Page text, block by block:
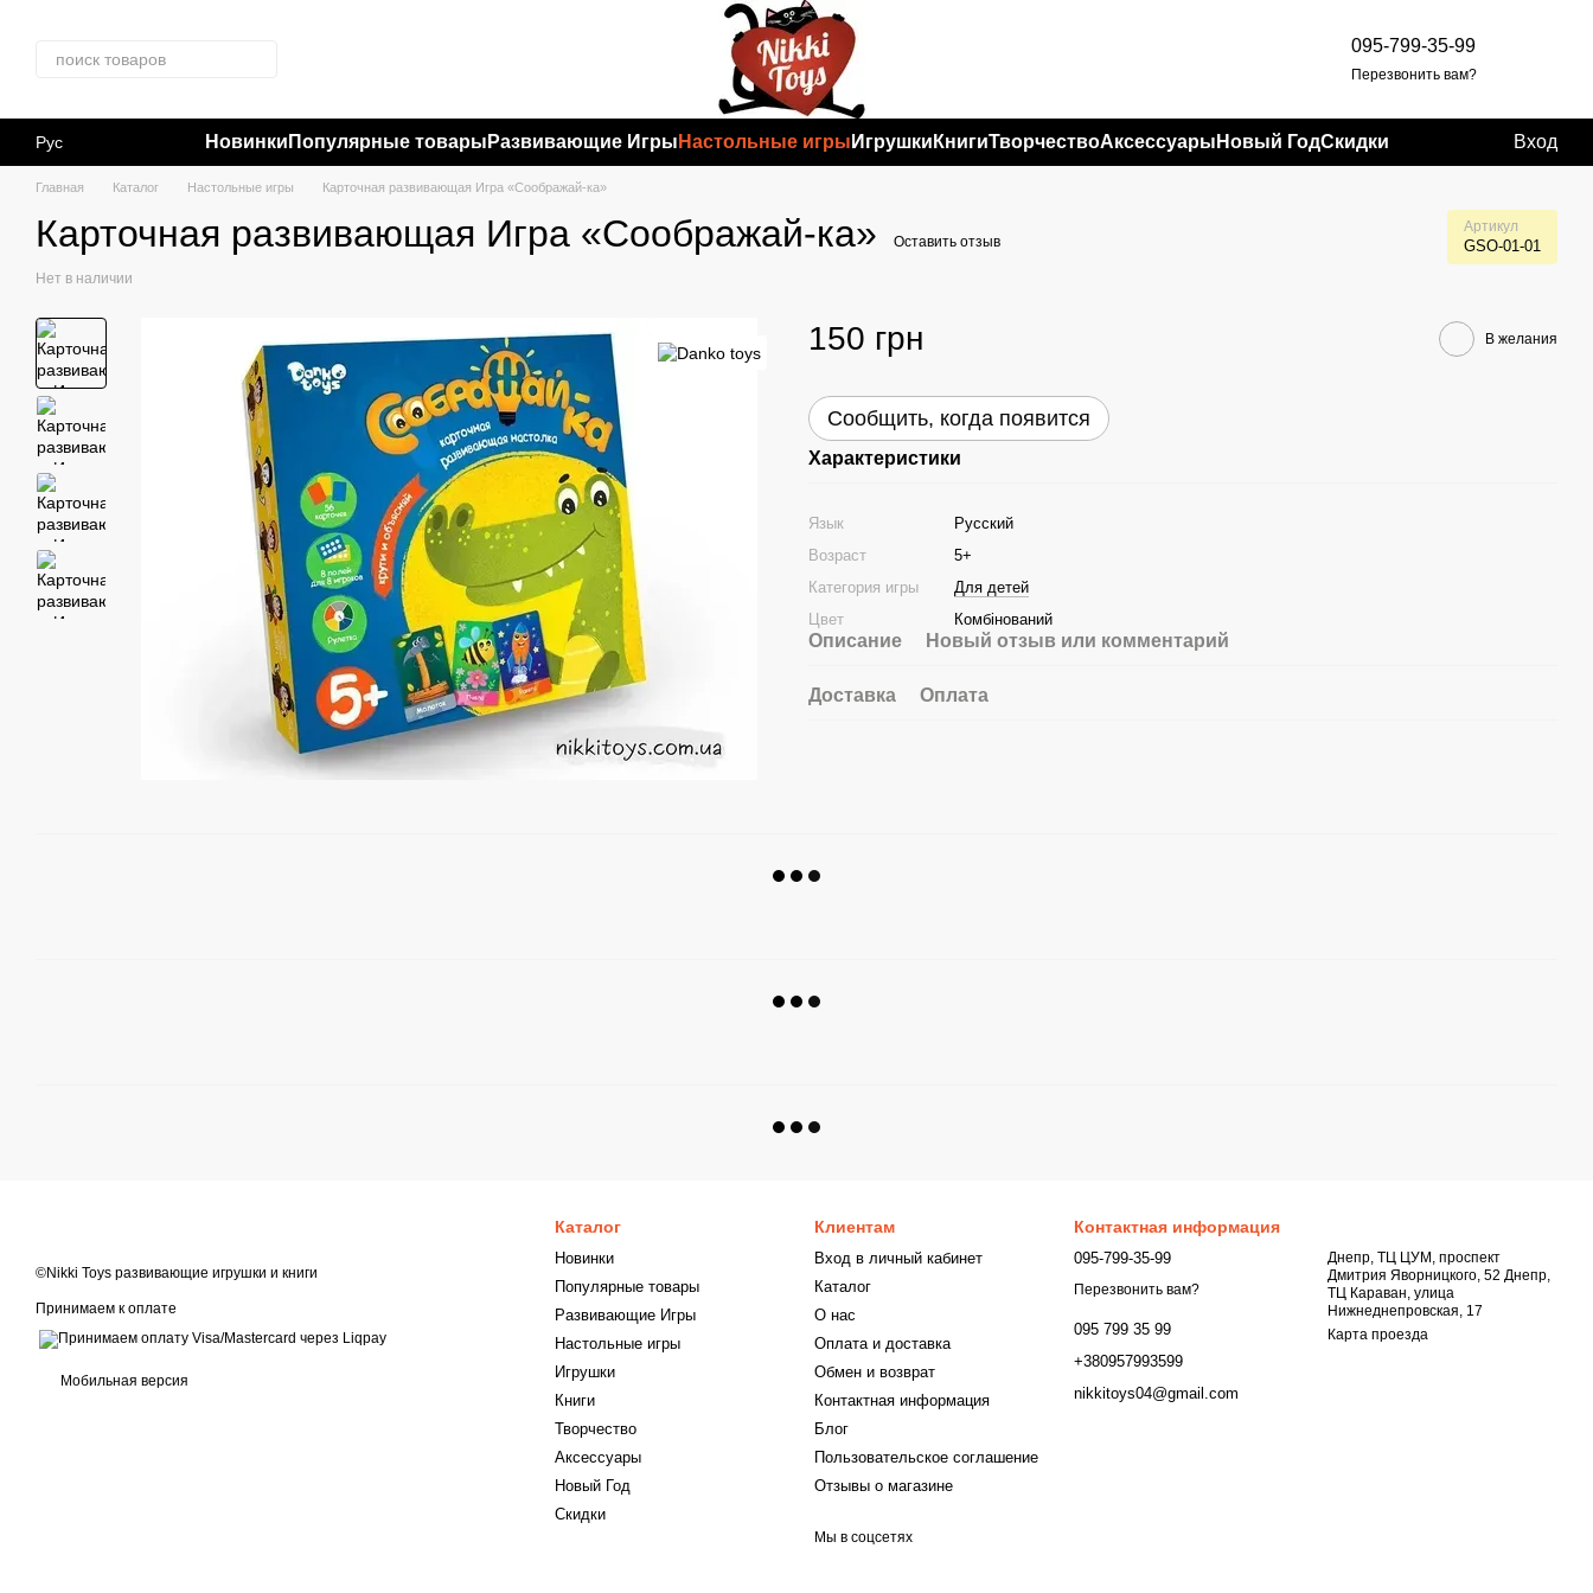
095-799-35-99
Перезвонить вам?
Рус Новинки Популярные товары Развивающие Игры Настольные игры Игрушки КнигиТворчествоАксессуары Новый ГодСкидки Вход
Главная Каталог Настольные игры Карточная развивающая Игра «Соображай-ка»
Карточная развивающая Игра «Соображай-ка» Оставить отзыв
Артикул
GSO-01-01
Нет в наличии
150 грн В желания
Сообщить, когда появится
Характеристики
Язык
Русский
Возраст
5+
Категория игры
Для детей
Цвет
Комбінований
Описание Новый отзыв или комментарий
Доставка Оплата
©Nikki Toys развивающие игрушки и книги
Принимаем к оплате
Мобильная версия
Каталог
Новинки
Популярные товары
Развивающие Игры
Настольные игры
Игрушки
Книги
Творчество
Аксессуары
Новый Год
Скидки
Клиентам
Вход в личный кабинет
Каталог
О нас
Оплата и доставка
Обмен и возврат
Контактная информация
Блог
Пользовательское соглашение
Отзывы о магазине
Мы в соцсетях
Контактная информация
095-799-35-99
Перезвонить вам?
095 799 35 99
+380957993599
nikkitoys04@gmail.com
Днепр, ТЦ ЦУМ, проспект
Дмитрия Яворницкого, 52 Днепр,
ТЦ Караван, улица
Нижнеднепровская, 17
Карта проезда